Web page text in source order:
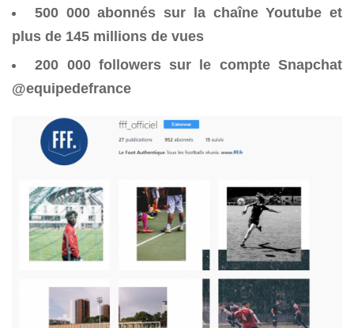
500 000 abonnés sur la chaîne Youtube et
plus de 145 millions de vues
200 000 followers sur le compte Snapchat
@equipedefrance